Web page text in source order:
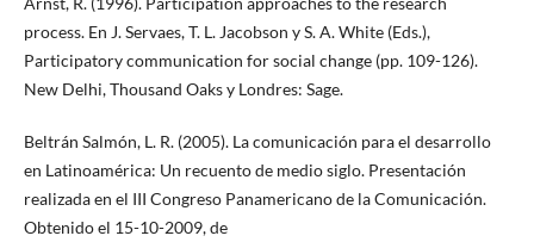
process. En J. Servaes, T. L. Jacobson y S. A. White (Eds.),
Participatory communication for social change (pp. 109-126).
New Delhi, Thousand Oaks y Londres: Sage.
Beltrán Salmón, L. R. (2005). La comunicación para el desarrollo
en Latinoamérica: Un recuento de medio siglo. Presentación
realizada en el III Congreso Panamericano de la Comunicación.
Obtenido el 15-10-2009, de